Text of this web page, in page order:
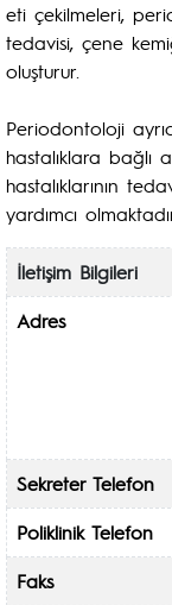
eti çekilmeleri,
tedavisi, çene
oluşturur.
Periodontoloji
hastalıklara bağlı
hastalıklarının
yardımcı
İletişim Bilgileri
Adres
Sekreter Telefon
Poliklinik Telefon
Faks